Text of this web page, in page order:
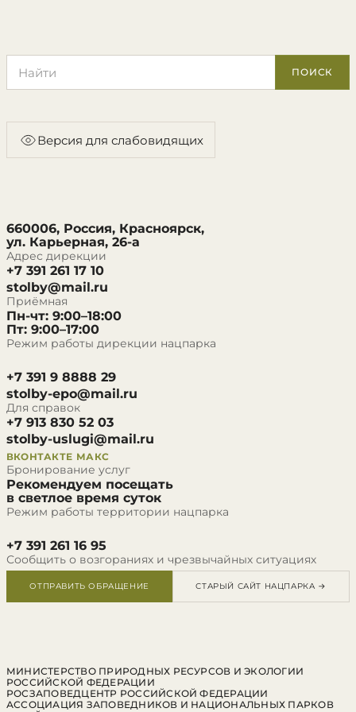
ПОИСК
Версия для слабовидящих
660006, Россия, Красноярск,
ул. Карьерная, 26-а
Адрес дирекции
+7 391 261 17 10
stolby@mail.ru
Приёмная
Пн-чт: 9:00–18:00
Пт: 9:00–17:00
Режим работы дирекции нацпарка
+7 391 9 8888 29
stolby-epo@mail.ru
Для справок
+7 913 830 52 03
stolby-uslugi@mail.ru
ВКОНТАКТЕ МАКС
Бронирование услуг
Рекомендуем посещать
в светлое время суток
Режим работы территории нацпарка
+7 391 261 16 95
Сообщить о возгораниях и чрезвычайных ситуациях
ОТПРАВИТЬ ОБРАЩЕНИЕ СТАРЫЙ САЙТ НАЦПАРКА →
МИНИСТЕРСТВО ПРИРОДНЫХ РЕСУРСОВ И ЭКОЛОГИИ
РОССИЙСКОЙ ФЕДЕРАЦИИ
РОСЗАПОВЕДЦЕНТР РОССИЙСКОЙ ФЕДЕРАЦИИ
АССОЦИАЦИЯ ЗАПОВЕДНИКОВ И НАЦИОНАЛЬНЫХ ПАРКОВ